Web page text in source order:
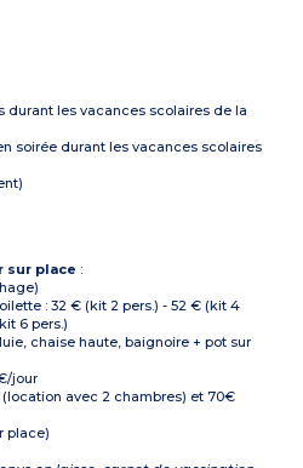
durant les vacances scolaires de la
soirée durant les vacances scolaires
sur place :
: 32 € (kit 2 pers.) - 52 € (kit 4
6 pers.)
chaise haute, baignoire + pot sur
jour
avec 2 chambres) et 70€
place)